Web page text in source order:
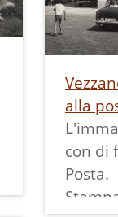
alla
con di
Posta.